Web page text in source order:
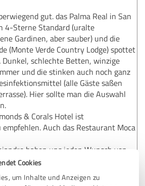
Cookies
um Inhalte und Anzeigen zu
gut. das Palma Real in San
4-Sterne Standard (uralte
Gardinen, aber sauber) und die
(Monte Verde Country Lodge) spottet
Dunkel, schlechte Betten, winzige
und die stinken auch noch ganz
(alle Gäste saßen
Hier sollte man die Auswahl
& Corals Hotel ist
Auch das Restaurant Moca
haben uns jeden Wunsch von
am Flughafen nicht sonderlich